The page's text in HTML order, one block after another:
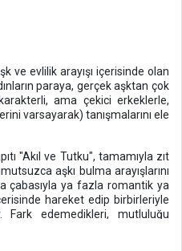
ve evlilik arayışı içerisinde olan
paraya, gerçek aşktan çok
ama çekici erkeklerle,
varsayarak) tanışmalarını ele
"Akıl ve Tutku", tamamıyla zıt
aşkı bulma arayışlarını
çabasıyla ya fazla romantik ya
hareket edip birbirleriyle
Fark edemedikleri, mutluluğu
diğerine daha fazla benzemeleri